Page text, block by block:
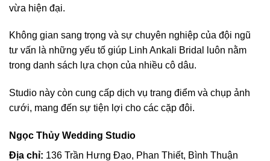
vừa hiện đại.
Không gian sang trọng và sự chuyên nghiệp của đội ngũ
tư vấn là những yếu tố giúp Linh Ankali Bridal luôn nằm
trong danh sách lựa chọn của nhiều cô dâu.
Studio này còn cung cấp dịch vụ trang điểm và chụp ảnh
cưới, mang đến sự tiện lợi cho các cặp đôi.
Ngọc Thủy Wedding Studio
Địa chỉ: 136 Trần Hưng Đạo, Phan Thiết, Bình Thuận